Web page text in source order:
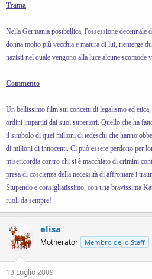
i
n
e
Trama
Nella Germania postbellica, l'ossessione decennale
donna molto più vecchia e matura di lui, riemerge
nazisti nel quale vengono alla luce alcune scomode
Commento
Un bellissimo film sui concetti di legalismo ed
ordini impartiti dai suoi superiori. Quello che ha
il simbolo di quei milioni di tedeschi che hanno
di milioni di innocenti. Ci può essere perdono per
misericordia contro chi si è macchiato di crimini
presa di coscienza della necessità di affrontare i
Stupendo e consigliatissimo, con una bravissima
ruoli da sempre!
elisa
Motherator Membro dello Staff
13 Luglio 2009